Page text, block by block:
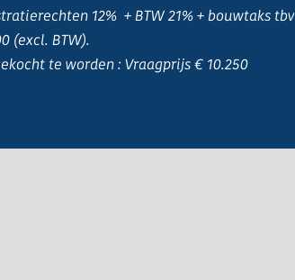
12% + BTW 21% + bouwtaks
(excl. BTW).
te worden : Vraagprijs € 10.250